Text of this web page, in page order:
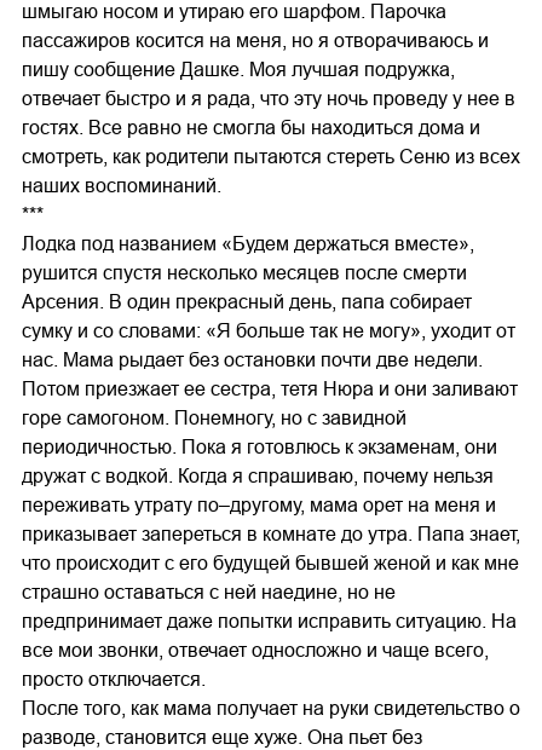
шмыгаю носом и утираю его шарфом. Парочка
пассажиров косится на меня, но я отворачиваюсь и
пишу сообщение Дашке. Моя лучшая подружка,
отвечает быстро и я рада, что эту ночь проведу у нее в
гостях. Все равно не смогла бы находиться дома и
смотреть, как родители пытаются стереть Сеню из всех
наших воспоминаний.
***
Лодка под названием «Будем держаться вместе»,
рушится спустя несколько месяцев после смерти
Арсения. В один прекрасный день, папа собирает
сумку и со словами: «Я больше так не могу», уходит от
нас. Мама рыдает без остановки почти две недели.
Потом приезжает ее сестра, тетя Нюра и они заливают
горе самогоном. Понемногу, но с завидной
периодичностью. Пока я готовлюсь к экзаменам, они
дружат с водкой. Когда я спрашиваю, почему нельзя
переживать утрату по–другому, мама орет на меня и
приказывает запереться в комнате до утра. Папа знает,
что происходит с его будущей бывшей женой и как мне
страшно оставаться с ней наедине, но не
предпринимает даже попытки исправить ситуацию. На
все мои звонки, отвечает односложно и чаще всего,
просто отключается.
После того, как мама получает на руки свидетельство о
разводе, становится еще хуже. Она пьет без